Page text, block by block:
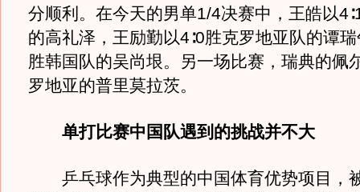
分顺利。在今天的男单1/4决赛中，王皓以
的高礼泽，王励勤以4∶0胜克罗地亚队的谭
胜韩国队的吴尚垠。另一场比赛，瑞典的佩
罗地亚的普里莫拉茨。
单打比赛中国队遇到的挑战并不大
乒乓球作为典型的中国体育优势项目，被